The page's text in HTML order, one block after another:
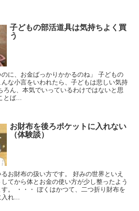
子どもの部活道具は気持ちよく買
う
のに、お金ばっかりかかるのね」 子どもの
な小言をいわれたら、子どもは悲しい気持
ろん、本気でいっているわけではないと思
とば...
お財布を後ろポケットに入れない
（体験談）
お財布の扱い方です。 好みの世界といえ
てから体とお金の使い方が少し整ったよう
。 ・・・ ぼくはかつて、二つ折り財布を
れ...